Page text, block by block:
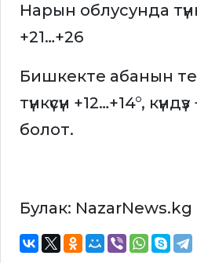
Нарын облусунда
+21…+26
Бишкекте абанын
түнкүсүн +12…+14°,
болот.
Булак: NazarNews.kg